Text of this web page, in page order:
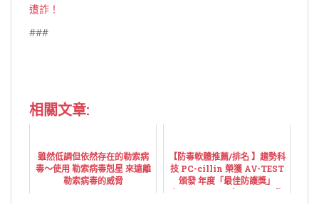
遭詐！
###
相關文章:
雖然低調但依然存在的勒索病
毒～使用 勒索病毒剋星 來遠離
勒索病毒的威脅
【防毒軟體推薦/排名 】趨勢科
技 PC-cillin 榮獲 AV-TEST
頒發 年度「最佳防護獎」
(Best Protection Award)